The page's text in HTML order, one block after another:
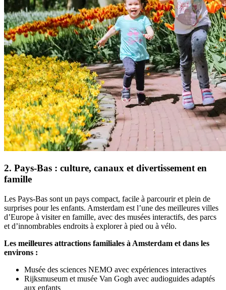
2. Pays-Bas : culture, canaux et divertissement en
famille
Les Pays-Bas sont un pays compact, facile à parcourir et plein de
surprises pour les enfants. Amsterdam est l’une des meilleures villes
d’Europe à visiter en famille, avec des musées interactifs, des parcs
et d’innombrables endroits à explorer à pied ou à vélo.
Les meilleures attractions familiales à Amsterdam et dans les
environs :
Musée des sciences NEMO avec expériences interactives
Rijksmuseum et musée Van Gogh avec audioguides adaptés
aux enfants